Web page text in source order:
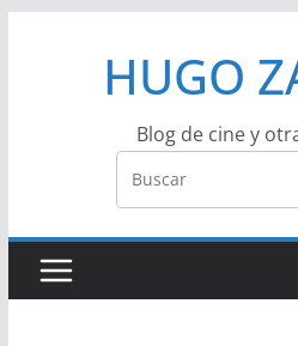
HUGO
Blog de cine y